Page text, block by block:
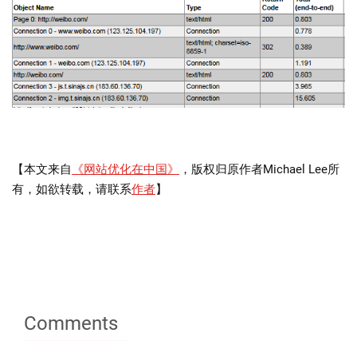
【本文来自 《网站优化在中国》
，版权归原作者Michael Lee所
有，如欲转载，请联系作者】
Comments